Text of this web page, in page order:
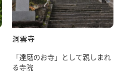
洞雲寺
「達磨のお寺」として親しまれ
る寺院